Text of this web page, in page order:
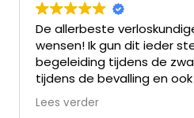
De allerbeste
wensen! Ik gun dit ieder
begeleiding tijdens de
tijdens de bevalling en
persoonlijk en betrokken.
Lees verder